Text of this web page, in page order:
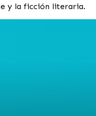
y la ficción literaria.